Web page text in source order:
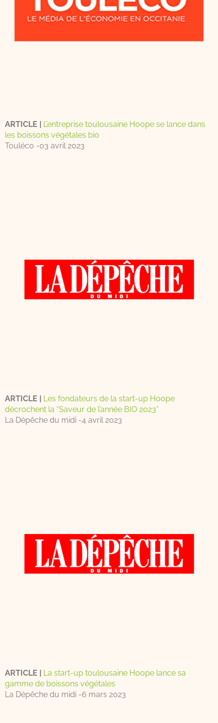
ARTICLE | L’entreprise toulousaine Hoope se lance dans
les boissons végétales bio
Touléco -03 avril 2023
ARTICLE | Les fondateurs de la start-up Hoope
décrochent la “Saveur de l’année BIO 2023”
La Dépêche du midi -4 avril 2023
ARTICLE | La start-up toulousaine Hoope lance sa
gamme de boissons végétales
La Dépêche du midi -6 mars 2023